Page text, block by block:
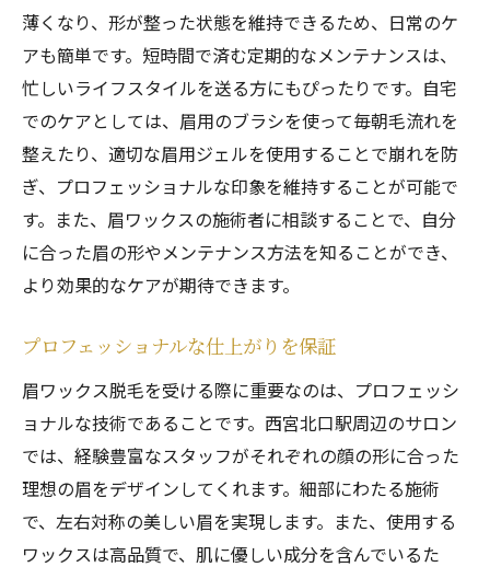
薄くなり、形が整った状態を維持できるため、日常のケ
アも簡単です。短時間で済む定期的なメンテナンスは、
忙しいライフスタイルを送る方にもぴったりです。自宅
でのケアとしては、眉用のブラシを使って毎朝毛流れを
整えたり、適切な眉用ジェルを使用することで崩れを防
ぎ、プロフェッショナルな印象を維持することが可能で
す。また、眉ワックスの施術者に相談することで、自分
に合った眉の形やメンテナンス方法を知ることができ、
より効果的なケアが期待できます。
プロフェッショナルな仕上がりを保証
眉ワックス脱毛を受ける際に重要なのは、プロフェッシ
ョナルな技術であることです。西宮北口駅周辺のサロン
では、経験豊富なスタッフがそれぞれの顔の形に合った
理想の眉をデザインしてくれます。細部にわたる施術
で、左右対称の美しい眉を実現します。また、使用する
ワックスは高品質で、肌に優しい成分を含んでいるた